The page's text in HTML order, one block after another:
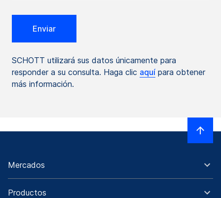
SCHOTT utilizará sus datos únicamente para
responder a su consulta. Haga clic aquí para obtener
más información.
Mercados
Productos